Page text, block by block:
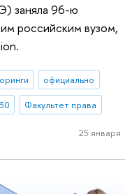
заняла 96-ю
российским вузом,
официально
Факультет права
25 января